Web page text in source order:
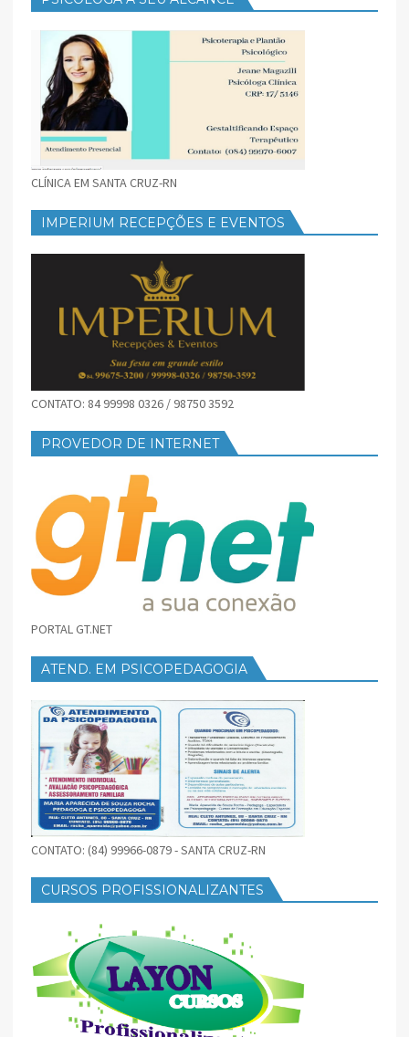
CLÍNICA EM SANTA CRUZ-RN
IMPERIUM RECEPÇÕES E EVENTOS
CONTATO: 84 99998 0326 / 98750 3592
PROVEDOR DE INTERNET
PORTAL GT.NET
ATEND. EM PSICOPEDAGOGIA
CONTATO: (84) 99966-0879 - SANTA CRUZ-RN
CURSOS PROFISSIONALIZANTES